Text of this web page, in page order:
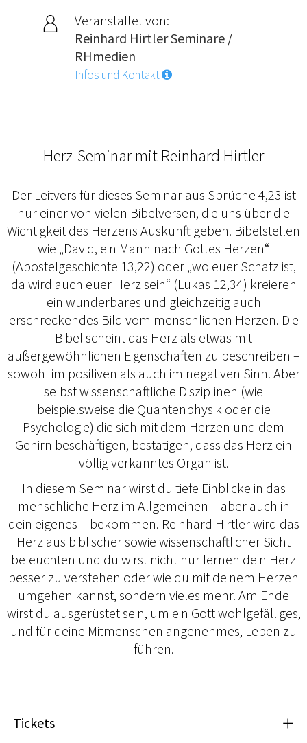
Veranstaltet von:
Reinhard Hirtler Seminare /
RHmedien
Infos und Kontakt
Herz-Seminar mit Reinhard Hirtler
Der Leitvers für dieses Seminar aus Sprüche 4,23 ist
nur einer von vielen Bibelversen, die uns über die
Wichtigkeit des Herzens Auskunft geben. Bibelstellen
wie „David, ein Mann nach Gottes Herzen“
(Apostelgeschichte 13,22) oder „wo euer Schatz ist,
da wird auch euer Herz sein“ (Lukas 12,34) kreieren
ein wunderbares und gleichzeitig auch
erschreckendes Bild vom menschlichen Herzen. Die
Bibel scheint das Herz als etwas mit
außergewöhnlichen Eigenschaften zu beschreiben –
sowohl im positiven als auch im negativen Sinn. Aber
selbst wissenschaftliche Disziplinen (wie
beispielsweise die Quantenphysik oder die
Psychologie) die sich mit dem Herzen und dem
Gehirn beschäftigen, bestätigen, dass das Herz ein
völlig verkanntes Organ ist.
In diesem Seminar wirst du tiefe Einblicke in das
menschliche Herz im Allgemeinen – aber auch in
dein eigenes – bekommen. Reinhard Hirtler wird das
Herz aus biblischer sowie wissenschaftlicher Sicht
beleuchten und du wirst nicht nur lernen dein Herz
besser zu verstehen oder wie du mit deinem Herzen
umgehen kannst, sondern vieles mehr. Am Ende
wirst du ausgerüstet sein, um ein Gott wohlgefälliges,
und für deine Mitmenschen angenehmes, Leben zu
führen.
Tickets